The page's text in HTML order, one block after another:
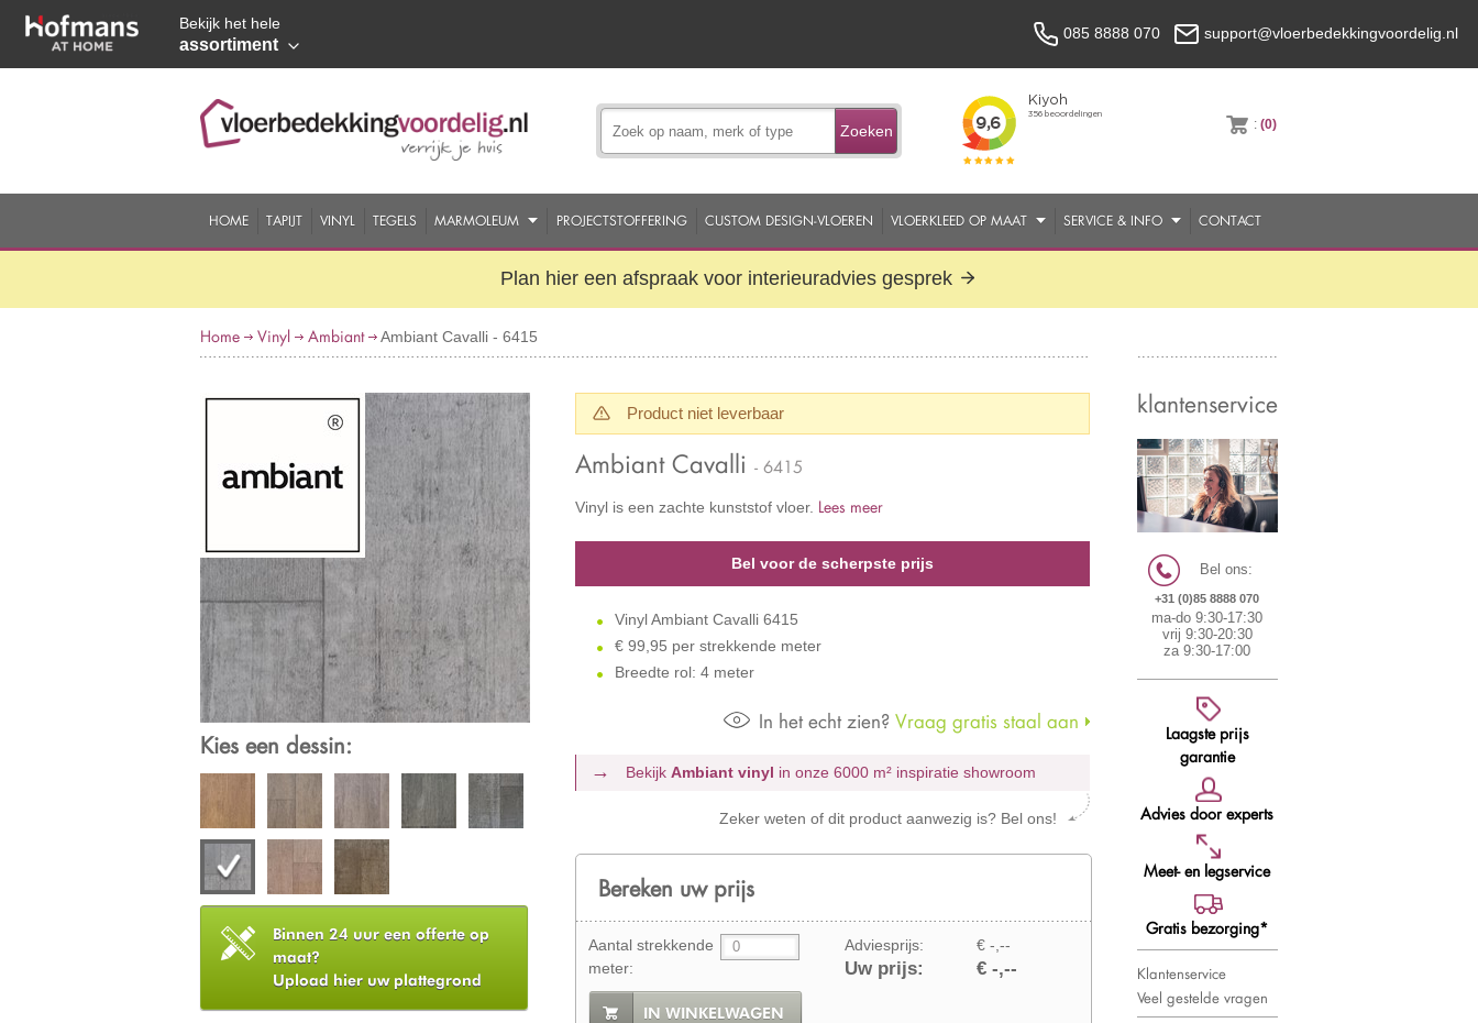
Bekijk het hele
assortiment
085 8888 070 support@vloerbedekkingvoordelig.nl
Zoeken :(0)
HOME TAPIJT VINYL TEGELS MARMOLEUM PROJECTSTOFFERING CUSTOM DESIGN-VLOEREN VLOERKLEED OP MAAT SERVICE & INFO CONTACT
Plan hier een afspraak voor interieuradvies gesprek
Home Vinyl Ambiant Ambiant Cavalli - 6415
Kies een dessin:
Binnen 24 uur een offerte op
maat?
Upload hier uw plattegrond
Product niet leverbaar
Ambiant Cavalli - 6415
Vinyl is een zachte kunststof vloer. Lees meer
Bel voor de scherpste prijs
Vinyl Ambiant Cavalli 6415
€ 99,95 per strekkende meter
Breedte rol: 4 meter
In het echt zien? Vraag gratis staal aan
BekijkAmbiant vinyl in onze 6000 m² inspiratie showroom
Zeker weten of dit product aanwezig is? Bel ons!
Bereken uw prijs
Aantal strekkende
meter:
Adviesprijs: € -,--
Uw prijs: € -,--
IN WINKELWAGEN
klantenservice
Bel ons:
+31 (0)85 8888 070
ma-do 9:30-17:30
vrij 9:30-20:30
za 9:30-17:00
Laagste prijs
garantie
Advies door experts
Meet- en legservice
Gratis bezorging*
Klantenservice
Veel gestelde vragen